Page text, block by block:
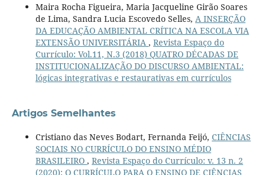
Maira Rocha Figueira, Maria Jacqueline Girão Soares
de Lima, Sandra Lucia Escovedo Selles, A INSERÇÃO
DA EDUCAÇÃO AMBIENTAL CRÍTICA NA ESCOLA VIA
EXTENSÃO UNIVERSITÁRIA , Revista Espaço do
Currículo: Vol.11, N.3 (2018) QUATRO DÉCADAS DE
INSTITUCIONALIZAÇÃO DO DISCURSO AMBIENTAL:
lógicas integrativas e restaurativas em currículos
Artigos Semelhantes
Cristiano das Neves Bodart, Fernanda Feijó, CIÊNCIAS
SOCIAIS NO CURRÍCULO DO ENSINO MÉDIO
BRASILEIRO , Revista Espaço do Currículo: v. 13 n. 2
(2020): O CURRÍCULO PARA O ENSINO DE CIÊNCIAS